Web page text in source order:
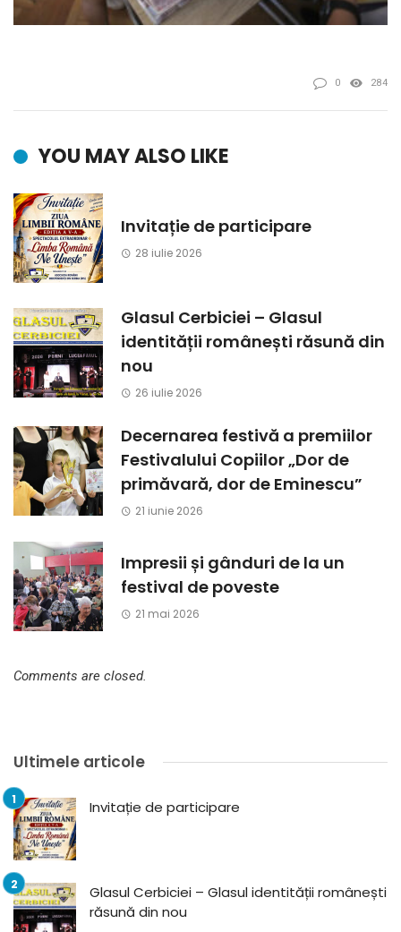
0 284
YOU MAY ALSO LIKE
Invitație de participare
28 iulie 2026
Glasul Cerbiciei – Glasul
identității românești răsună din
nou
26 iulie 2026
Decernarea festivă a premiilor
Festivalului Copiilor „Dor de
primăvară, dor de Eminescu”
21 iunie 2026
Impresii și gânduri de la un
festival de poveste
21 mai 2026
Comments are closed.
Ultimele articole
Invitație de participare
Glasul Cerbiciei – Glasul identității românești
răsună din nou